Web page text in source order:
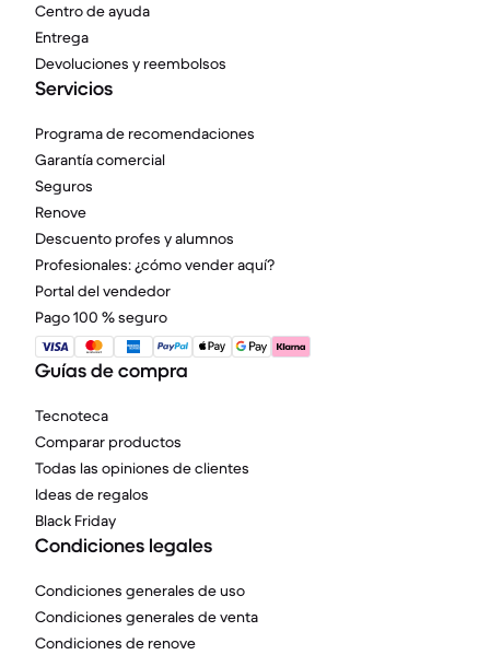
Centro de ayuda
Entrega
Devoluciones y reembolsos
Servicios
Programa de recomendaciones
Garantía comercial
Seguros
Renove
Descuento profes y alumnos
Profesionales: ¿cómo vender aquí?
Portal del vendedor
Pago 100 % seguro
Guías de compra
Tecnoteca
Comparar productos
Todas las opiniones de clientes
Ideas de regalos
Black Friday
Condiciones legales
Condiciones generales de uso
Condiciones generales de venta
Condiciones de renove